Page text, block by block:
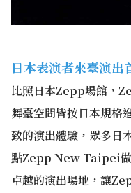
日本表演者來臺演出
比照日本Zepp場館，
舞臺空間皆按日本規格
致的演出體驗，眾多日
點Zepp New Taipei做
卓越的演出場地，讓